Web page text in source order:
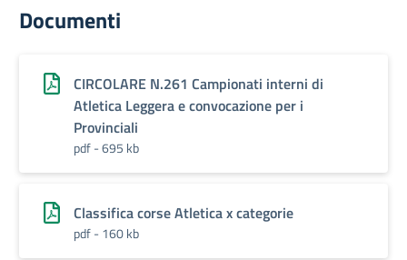
Documenti
CIRCOLARE N.261 Campionati interni di
Atletica Leggera e convocazione per i
Provinciali
pdf - 695 kb
Classifica corse Atletica x categorie
pdf - 160 kb